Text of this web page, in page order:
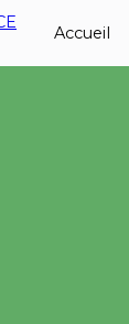
Accueil